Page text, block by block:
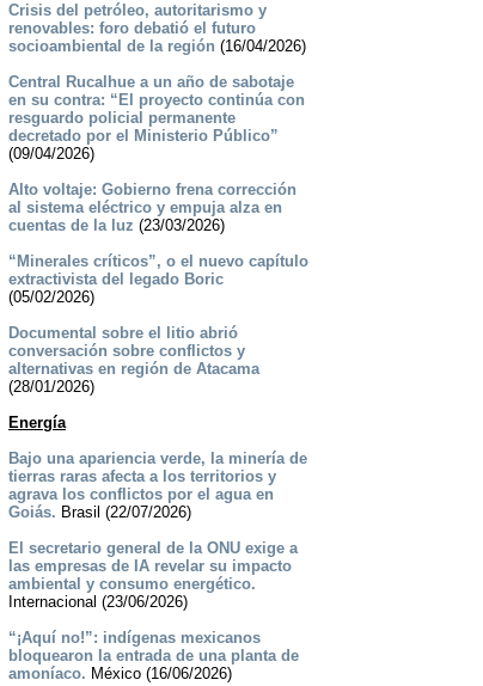
Crisis del petróleo, autoritarismo y
renovables: foro debatió el futuro
socioambiental de la región (16/04/2026)
Central Rucalhue a un año de sabotaje
en su contra: “El proyecto continúa con
resguardo policial permanente
decretado por el Ministerio Público”
(09/04/2026)
Alto voltaje: Gobierno frena corrección
al sistema eléctrico y empuja alza en
cuentas de la luz (23/03/2026)
“Minerales críticos”, o el nuevo capítulo
extractivista del legado Boric
(05/02/2026)
Documental sobre el litio abrió
conversación sobre conflictos y
alternativas en región de Atacama
(28/01/2026)
Energía
Bajo una apariencia verde, la minería de
tierras raras afecta a los territorios y
agrava los conflictos por el agua en
Goiás. Brasil (22/07/2026)
El secretario general de la ONU exige a
las empresas de IA revelar su impacto
ambiental y consumo energético.
Internacional (23/06/2026)
“¡Aquí no!”: indígenas mexicanos
bloquearon la entrada de una planta de
amoníaco. México (16/06/2026)